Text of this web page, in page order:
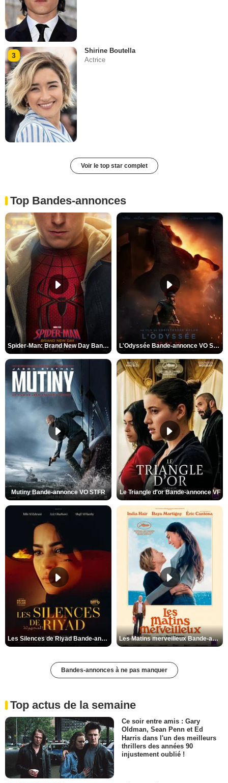
3
Shirine Boutella
Actrice
Voir le top star complet
Top Bandes-annonces
Spider-Man: Brand New Day Bande-annonce VO STFR L'Odyssée Bande-annonce VO STFR
Mutiny Bande-annonce VO STFR Le Triangle d'or Bande-annonce VF
Les Silences de Riyad Bande-annonce VO STFR Les Matins merveilleux Bande-annonce VF
Bandes-annonces à ne pas manquer
Top actus de la semaine
Ce soir entre amis : Gary
Oldman, Sean Penn et Ed
Harris dans l'un des meilleurs
thrillers des années 90
injustement oublié !